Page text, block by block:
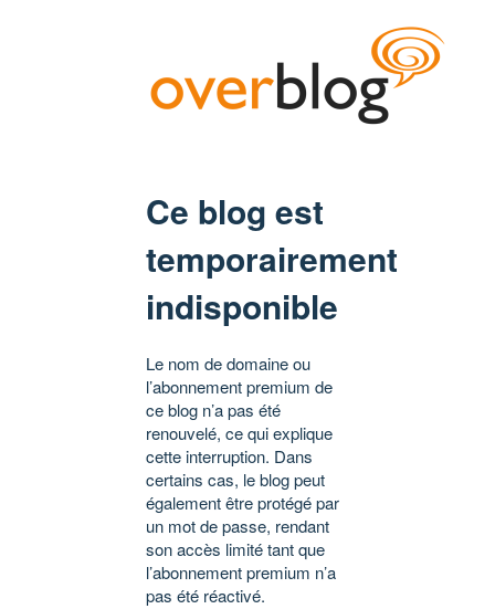
Ce blog est
temporairement
indisponible
Le nom de domaine ou
l’abonnement premium de
ce blog n’a pas été
renouvelé, ce qui explique
cette interruption. Dans
certains cas, le blog peut
également être protégé par
un mot de passe, rendant
son accès limité tant que
l’abonnement premium n’a
pas été réactivé.